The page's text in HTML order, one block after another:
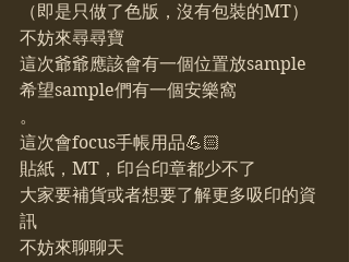
（即是只做了色版，沒有包裝的MT）
不妨來尋尋寶
這次爺爺應該會有一個位置放sample
希望sample們有一個安樂窩
。
這次會focus手帳用品💪🏻
貼紙，MT，印台印章都少不了
大家要補貨或者想要了解更多吸印的資
訊
不妨來聊聊天